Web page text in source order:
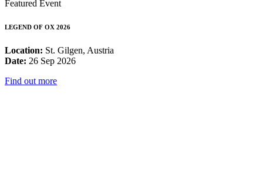
Featured Event
LEGEND OF OX 2026
Location: St. Gilgen, Austria
Date: 26 Sep 2026
Find out more